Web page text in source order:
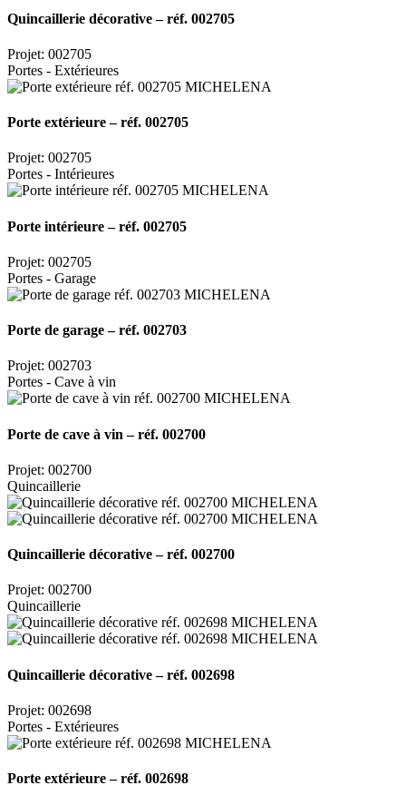
Quincaillerie décorative – réf. 002705
Projet: 002705
Portes - Extérieures
Porte extérieure – réf. 002705
Projet: 002705
Portes - Intérieures
Porte intérieure – réf. 002705
Projet: 002705
Portes - Garage
Porte de garage – réf. 002703
Projet: 002703
Portes - Cave à vin
Porte de cave à vin – réf. 002700
Projet: 002700
Quincaillerie
Quincaillerie décorative – réf. 002700
Projet: 002700
Quincaillerie
Quincaillerie décorative – réf. 002698
Projet: 002698
Portes - Extérieures
Porte extérieure – réf. 002698